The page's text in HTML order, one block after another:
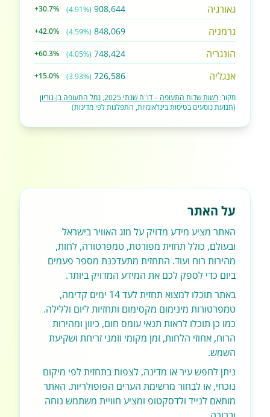
גאורגיה 908,644
(4.91%)
+30.7%
גרמניה 848,069
(4.59%)
+42.0%
הונגריה 748,424
(4.05%)
+60.3%
אנגליה 726,586
(3.93%)
+15.0%
מקור: רשות שדות התעופה – דו"ח שנתי 2025, נמל התעופה בן-גוריון
(תנועת נוסעים בטיסות בינלאומיות, התפלגות לפי מדינות)
על האתר
האתר מציע מידע מדויק על מזג האוויר בישראל
ובעולם, כולל תחזית מפורטת, טמפרטורה, לחות,
מהירות רוח ועוד. התחזית מתעדכנת מספר פעמים
ביום כדי לספק לכם את המידע המדויק ביותר.
באתר תוכלו למצוא תחזית לעד 14 ימים קדימה,
טמפרטורות מינימום מקסימום ותחזיות ליום וללילה.
כמו כן תוכלו לראות תנאי עומס חום, כיוון ומהירות
הרוח, אחוזי הלחות, זמן מקומי וזמני זריחת ושקיעת
השמש.
ניתן לחפש עיר או מדינה, לצפות בתחזית לפי מיקום
נוכחי, או לבחור מרשימת הערים הפופולריות. האתר
מותאם לנייד ולדסקטופ ומציע חוויית משתמש נוחה